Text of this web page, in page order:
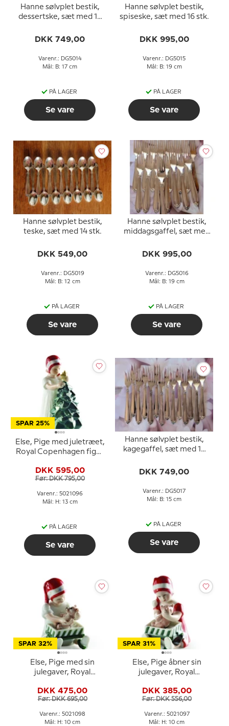
Hanne sølvplet bestik,
dessertske, sæt med 14
DKK 749,00
Varenr.: DG5014
Mål: B: 17 cm
PÅ LAGER
Se vare
Hanne sølvplet bestik,
spiseske, sæt med 16 stk.
DKK 995,00
Varenr.: DG5015
Mål: B: 19 cm
PÅ LAGER
Se vare
Hanne sølvplet bestik,
teske, sæt med 14 stk.
DKK 549,00
Varenr.: DG5019
Mål: B: 12 cm
PÅ LAGER
Se vare
Hanne sølvplet bestik,
middagsgaffel, sæt med
DKK 995,00
Varenr.: DG5016
Mål: B: 19 cm
PÅ LAGER
Se vare
SPAR 25%
Else, Pige med juletræet,
Royal Copenhagen figur
DKK 595,00
Før: DKK 795,00
Varenr.: 5021096
Mål: H: 13 cm
PÅ LAGER
Se vare
Hanne sølvplet bestik,
kagegaffel, sæt med 14
DKK 749,00
Varenr.: DG5017
Mål: B: 15 cm
PÅ LAGER
Se vare
SPAR 32%
Else, Pige med sin
julegaver, Royal
098
DKK 475,00
Før: DKK 695,00
Varenr.: 5021098
Mål: H: 10 cm
SPAR 31%
Else, Pige åbner sin
julegaver, Royal
097
DKK 385,00
Før: DKK 556,00
Varenr.: 5021097
Mål: H: 10 cm